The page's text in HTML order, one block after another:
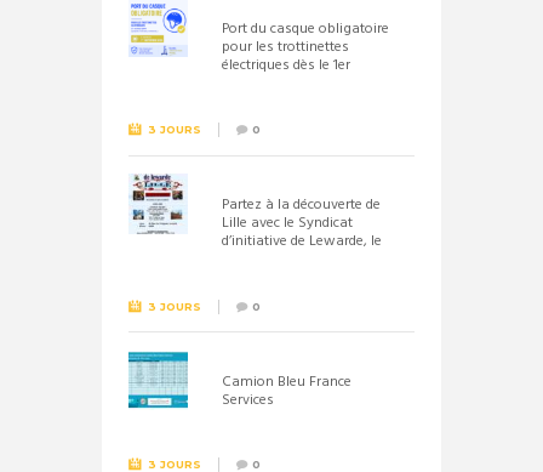
Port du casque obligatoire
pour les trottinettes
électriques dès le 1er
3 JOURS 0
Partez à la découverte de
Lille avec le Syndicat
d’initiative de Lewarde, le
3 JOURS 0
Camion Bleu France
Services
3 JOURS 0